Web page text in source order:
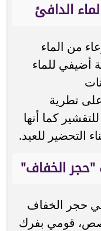
من الماء
لا تقل عن 20 دقيقة أضيفي للماء
تطرية
كما أنها
التحضير للعيد.
حجر الخفاف
قومي بفرك